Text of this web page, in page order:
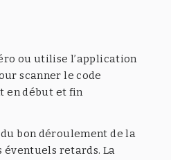
ou utilise l’application
scanner le code
en début et fin
bon déroulement de la
éventuels retards. La